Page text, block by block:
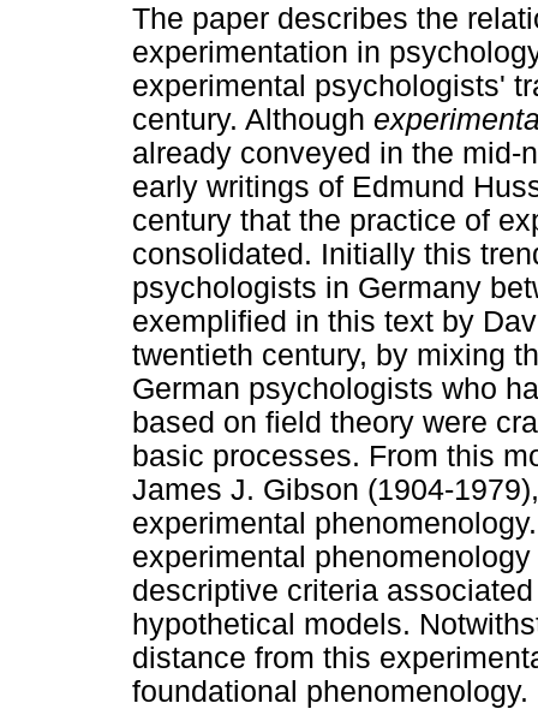
The paper describes the
experimentation in
experimental psychologists'
century. Although
already conveyed in the mid-
early writings of Edmund
century that the practice of
consolidated. Initially this
psychologists in Germany
exemplified in this text by
twentieth century, by mixing
German psychologists who
based on field theory were
basic processes. From this
James J. Gibson (1904-
experimental
experimental
descriptive criteria
hypothetical models.
distance from this
foundational phenomenology.